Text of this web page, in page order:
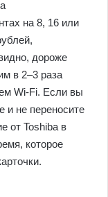
на 8, 16 или
дороже
в 2–3 раза
Wi-Fi. Если вы
и не переносите
от Toshiba в
которое